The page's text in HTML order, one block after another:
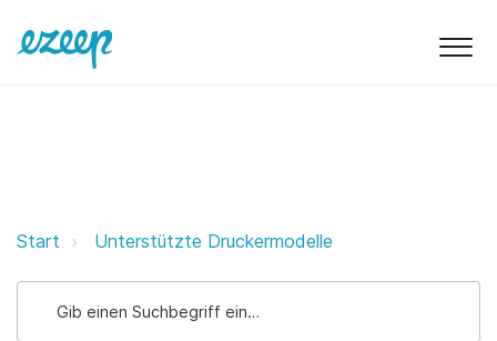
OCE ezeep Support Support
Start Unterstützte Druckermodelle